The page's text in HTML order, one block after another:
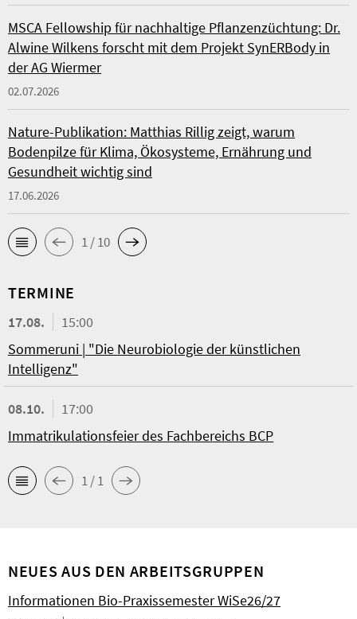
MSCA Fellowship für nachhaltige Pflanzenzüchtung: Dr.
Alwine Wilkens forscht mit dem Projekt SynERBody in
der AG Wiermer
02.07.2026
Nature-Publikation: Matthias Rillig zeigt, warum
Bodenpilze für Klima, Ökosysteme, Ernährung und
Gesundheit wichtig sind
17.06.2026
1 / 10
TERMINE
17.08.
15:00
Sommeruni | "Die Neurobiologie der künstlichen
Intelligenz"
08.10.
17:00
Immatrikulationsfeier des Fachbereichs BCP
1 / 1
NEUES AUS DEN ARBEITSGRUPPEN
Informationen Bio-Praxissemester WiSe26/27